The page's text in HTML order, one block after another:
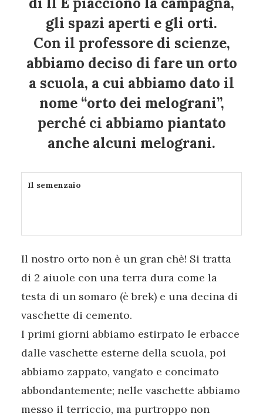
gli spazi aperti e gli orti.
Con il professore di scienze,
abbiamo deciso di fare un orto
a scuola, a cui abbiamo dato il
nome “orto dei melograni”,
perché ci abbiamo piantato
anche alcuni melograni.
Il semenzaio
Il nostro orto non è un gran chè! Si tratta
di 2 aiuole con una terra dura come la
testa di un somaro (è brek) e una decina di
vaschette di cemento.
I primi giorni abbiamo estirpato le erbacce
dalle vaschette esterne della scuola, poi
abbiamo zappato, vangato e concimato
abbondantemente; nelle vaschette abbiamo
messo il terriccio, ma purtroppo non